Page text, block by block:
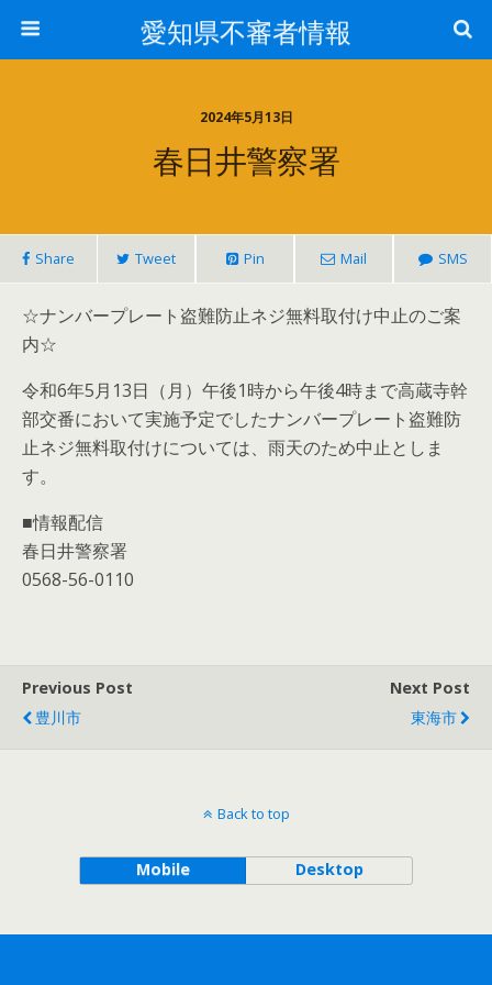
愛知県不審者情報
2024年5月13日
春日井警察署
Share Tweet Pin Mail SMS
☆ナンバープレート盗難防止ネジ無料取付け中止のご案
内☆
令和6年5月13日（月）午後1時から午後4時まで高蔵寺幹
部交番において実施予定でしたナンバープレート盗難防
止ネジ無料取付けについては、雨天のため中止としま
す。
■情報配信
春日井警察署
0568-56-0110
Previous Post
豊川市
Next Post
東海市
Back to top
Mobile Desktop